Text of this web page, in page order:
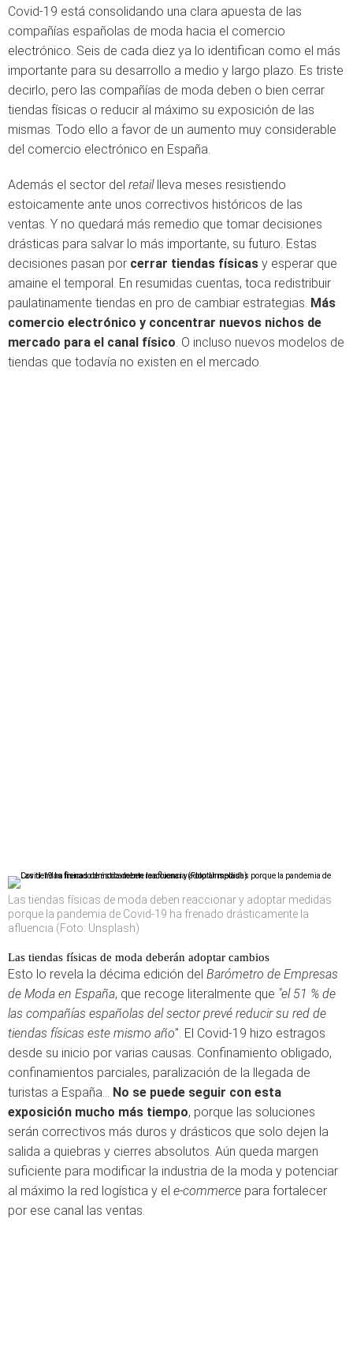
Covid-19 está consolidando una clara apuesta de las
compañías españolas de moda hacia el comercio
electrónico. Seis de cada diez ya lo identifican como el más
importante para su desarrollo a medio y largo plazo. Es triste
decirlo, pero las compañías de moda deben o bien cerrar
tiendas físicas o reducir al máximo su exposición de las
mismas. Todo ello a favor de un aumento muy considerable
del comercio electrónico en España.
Además el sector del retaillleva meses resistiendo
estoicamente ante unos correctivos históricos de las
ventas. Y no quedará más remedio que tomar decisiones
drásticas para salvar lo más importante, su futuro. Estas
decisiones pasan por cerrar tiendas físicas y esperar que
amaine el temporal. En resumidas cuentas, toca redistribuir
paulatinamente tiendas en pro de cambiar estrategias. Más
comercio electrónico y concentrar nuevos nichos de
mercado para el canal físico. O incluso nuevos modelos de
tiendas que todavía no existen en el mercado.
Las tiendas físicas de moda deben reaccionar y adoptar medidas
porque la pandemia de Covid-19 ha frenado drásticamente la
afluencia (Foto: Unsplash)
Las tiendas físicas de moda deberán adoptar cambios
Esto lo revela la décima edición del Barómetro de Empresas
de Moda en España, que recoge literalmente que "el 51 % de
las compañías españolas del sector prevé reducir su red de
tiendas físicas este mismo año". El Covid-19 hizo estragos
desde su inicio por varias causas. Confinamiento obligado,
confinamientos parciales, paralización de la llegada de
turistas a España... No se puede seguir con esta
exposición mucho más tiempo, porque las soluciones
serán correctivos más duros y drásticos que solo dejen la
salida a quiebras y cierres absolutos. Aún queda margen
suficiente para modificar la industria de la moda y potenciar
al máximo la red logística y el e-commerce para fortalecer
por ese canal las ventas.